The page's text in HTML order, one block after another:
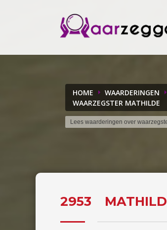
HOME WAARDERINGEN
WAARZEGSTER MATHILDE
Lees waarderingen over
2953